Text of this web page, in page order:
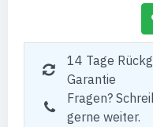
14 Tage
Garantie
Fragen?
gerne weiter.